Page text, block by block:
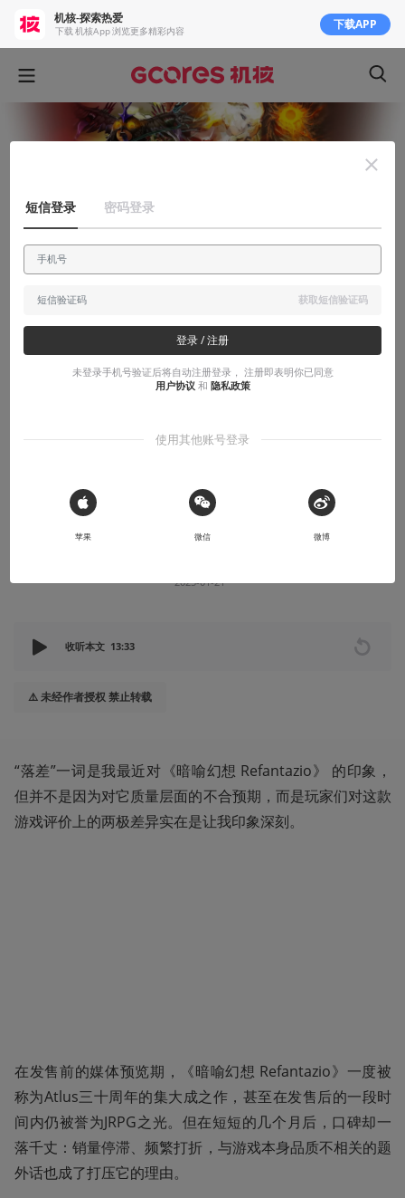
时，它到底“暗喻”了什么？
2025-01-21
收听本文 13:33
⚠️ 未经作者授权 禁止转载
“落差”一词是我最近对《暗喻幻想 Refantazio》 的印象，
但并不是因为对它质量层面的不合预期，而是玩家们对这款
游戏评价上的两极差异实在是让我印象深刻。
在发售前的媒体预览期，《暗喻幻想 Refantazio》一度被
称为Atlus三十周年的集大成之作，甚至在发售后的一段时
间内仍被誉为JRPG之光。但在短短的几个月后，口碑却一
落千丈：销量停滞、频繁打折，与游戏本身品质不相关的题
外话也成了打压它的理由。
机核-探索热爱
下载 机核App 浏览更多精彩内容 下载APP
短信登录 密码登录
获取短信验证码
登录 / 注册
未登录手机号验证后将自动注册登录， 注册即表明你已同意
用户协议 和 隐私政策
使用其他账号登录
 Sign in with Apple
苹果 微信 微博